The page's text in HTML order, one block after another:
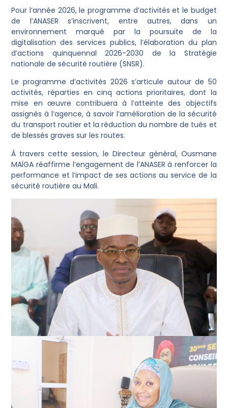
Pour l’année 2026, le programme d’activités et le budget
de l’ANASER s’inscrivent, entre autres, dans un
environnement marqué par la poursuite de la
digitalisation des services publics, l’élaboration du plan
d’actions quinquennal 2026-2030 de la Stratégie
nationale de sécurité routière (SNSR).
Le programme d’activités 2026 s’articule autour de 50
activités, réparties en cinq actions prioritaires, dont la
mise en œuvre contribuera à l’atteinte des objectifs
assignés à l’agence, à savoir l’amélioration de la sécurité
du transport routier et la réduction du nombre de tués et
de blessés graves sur les routes.
À travers cette session, le Directeur général, Ousmane
MAÏGA réaffirme l’engagement de l’ANASER à renforcer la
performance et l’impact de ses actions au service de la
sécurité routière au Mali.